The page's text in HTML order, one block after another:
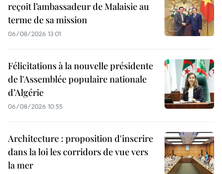
reçoit l’ambassadeur de Malaisie au
terme de sa mission
06/08/2026 13:01
Félicitations à la nouvelle présidente
de l'Assemblée populaire nationale
d’Algérie
06/08/2026 10:55
Architecture : proposition d'inscrire
dans la loi les corridors de vue vers
la mer